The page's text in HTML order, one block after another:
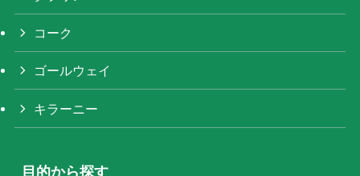
コーク
ゴールウェイ
キラーニー
目的から探す